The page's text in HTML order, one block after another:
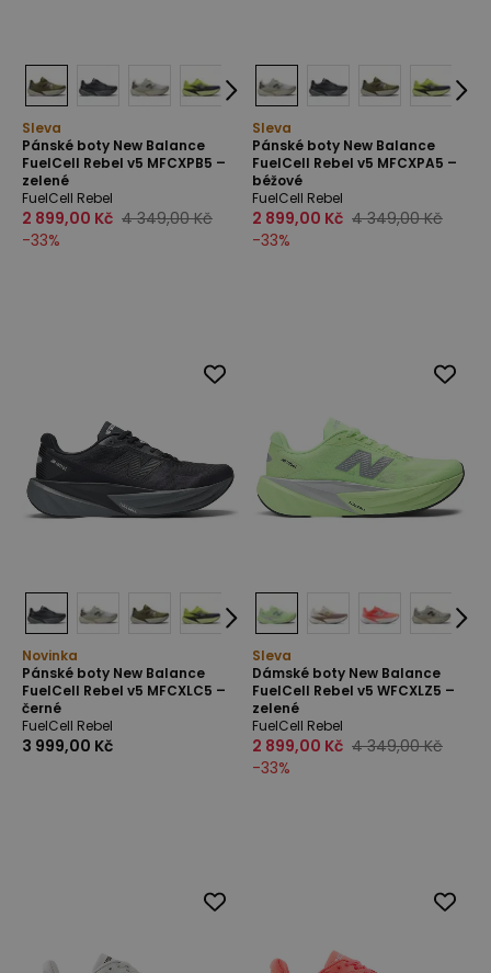
Sleva
Pánské boty New Balance
FuelCell Rebel v5 MFCXPB5 –
zelené
FuelCell Rebel
2 899,00 Kč 4 349,00 Kč
-33%
Sleva
Pánské boty New Balance
FuelCell Rebel v5 MFCXPA5 –
béžové
FuelCell Rebel
2 899,00 Kč 4 349,00 Kč
-33%
Novinka
Pánské boty New Balance
FuelCell Rebel v5 MFCXLC5 –
černé
FuelCell Rebel
3 999,00 Kč
Sleva
Dámské boty New Balance
FuelCell Rebel v5 WFCXLZ5 –
zelené
FuelCell Rebel
2 899,00 Kč 4 349,00 Kč
-33%